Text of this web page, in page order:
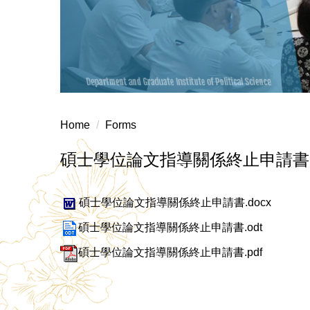
Home Forms
碩士學位論文指導關係終止申請書
碩士學位論文指導關係終止申請書.docx
碩士學位論文指導關係終止申請書.odt
碩士學位論文指導關係終止申請書.pdf